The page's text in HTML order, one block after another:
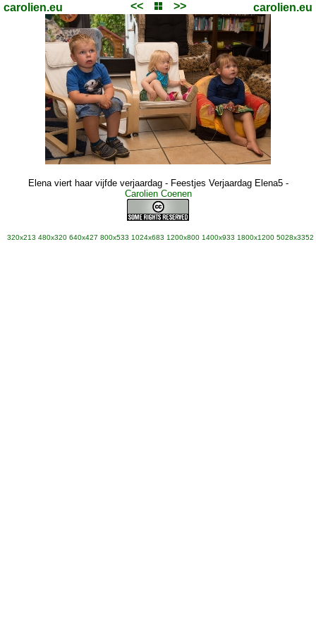
carolien.eu << >> carolien.eu
Elena viert haar vijfde verjaardag - Feestjes Verjaardag Elena5-
Carolien Coenen
320x213 480x320 640x427 800x533 1024x683 1200x800 1400x933 1800x1200 5028x3352